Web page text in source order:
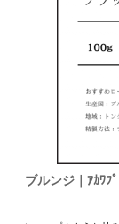
ブルンジ｜ｱｶﾜﾌ